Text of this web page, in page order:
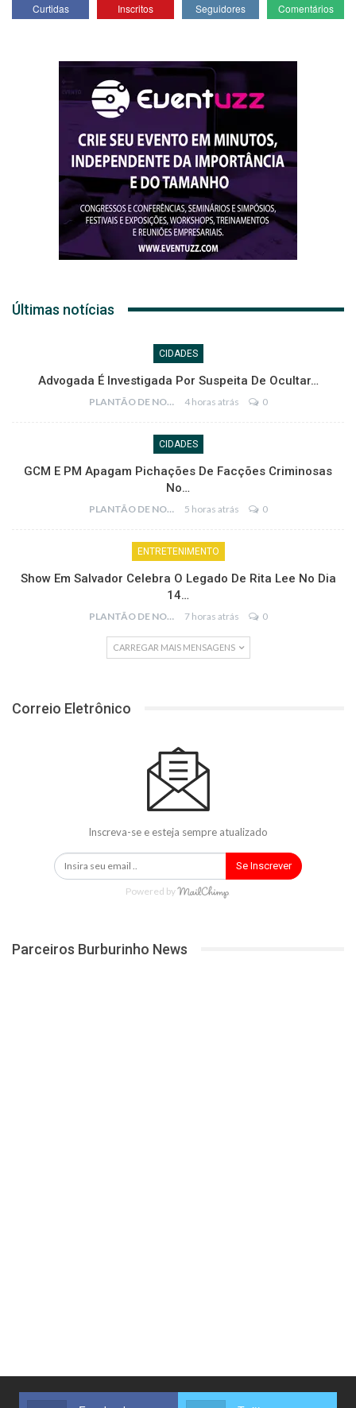
Curtidas Inscritos Seguidores Comentários
Últimas notícias
CIDADES
Advogada É Investigada Por Suspeita De Ocultar…
PLANTÃO DE NOTÍCIAS 4 horas atrás 0
CIDADES
GCM E PM Apagam Pichações De Facções Criminosas
No…
PLANTÃO DE NOTÍCIAS 5 horas atrás 0
ENTRETENIMENTO
Show Em Salvador Celebra O Legado De Rita Lee No Dia
14…
PLANTÃO DE NOTÍCIAS 7 horas atrás 0
CARREGAR MAIS MENSAGENS
Correio Eletrônico
Inscreva-se e esteja sempre atualizado
Se Inscrever
Powered by
Parceiros Burburinho News